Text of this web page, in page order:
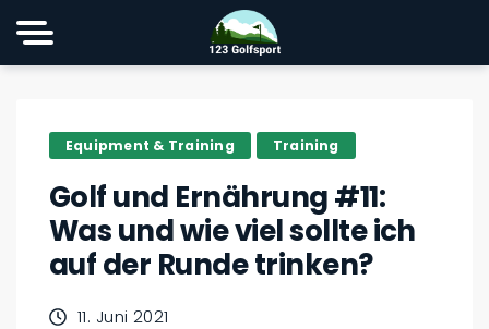
Equipment & Training Training
Golf und Ernährung #11:
Was und wie viel sollte ich
auf der Runde trinken?
11. Juni 2021